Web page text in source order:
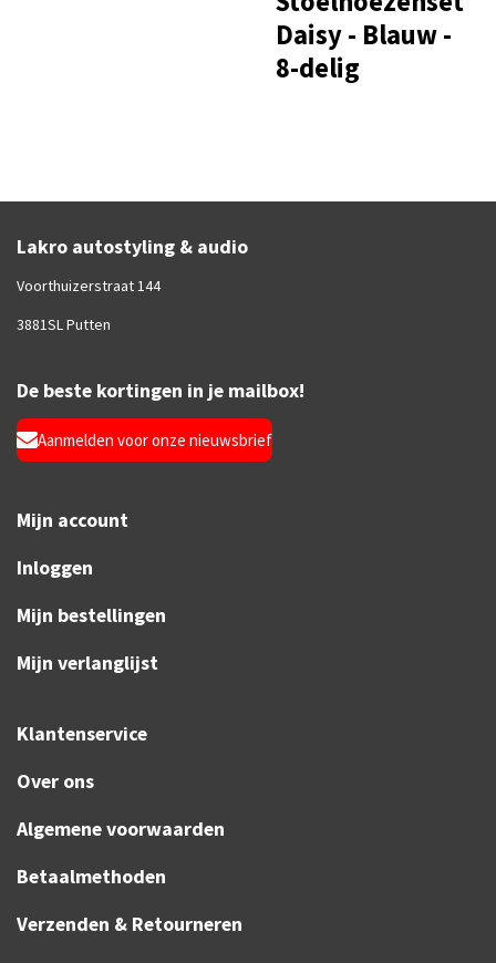
Daisy - Blauw -
8-delig
Lakro autostyling & audio
Voorthuizerstraat 144
3881SL Putten
De beste kortingen in je mailbox!
Aanmelden voor onze nieuwsbrief
Mijn account
Inloggen
Mijn bestellingen
Mijn verlanglijst
Klantenservice
Over ons
Algemene voorwaarden
Betaalmethoden
Verzenden & Retourneren